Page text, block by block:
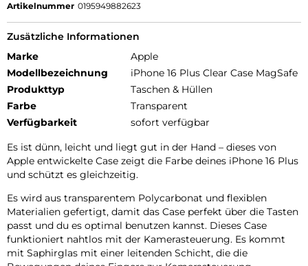
Artikelnummer 0195949882623
Zusätzliche Informationen
Marke
Apple
Modellbezeichnung
iPhone 16 Plus Clear Case MagSafe
Produkttyp
Taschen & Hüllen
Farbe
Transparent
Verfügbarkeit
sofort verfügbar
Es ist dünn, leicht und liegt gut in der Hand – dieses von
Apple entwickelte Case zeigt die Farbe deines iPhone 16 Plus
und schützt es gleichzeitig.
Es wird aus transparentem Polycarbonat und flexiblen
Materialien gefertigt, damit das Case perfekt über die Tasten
passt und du es optimal benutzen kannst. Dieses Case
funktioniert nahtlos mit der Kamerasteuerung. Es kommt
mit Saphirglas mit einer leitenden Schicht, die die